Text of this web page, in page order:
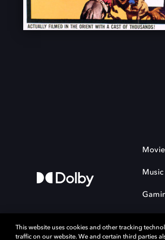
Music
This website uses cookies and other tracking
traffic on our website. We and certain third parties